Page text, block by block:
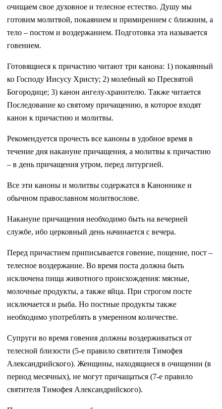
очищаем свое духовное и телесное естество. Душу мы
готовим молитвой, покаянием и примирением с ближним, а
тело – постом и воздержанием. Подготовка эта называется
говением.
Готовящиеся к причастию читают три канона: 1) покаянный
ко Господу Иисусу Христу; 2) молебный ко Пресвятой
Богородице; 3) канон ангелу-хранителю. Также читается
Последование ко святому причащению, в которое входят
канон к причастию и молитвы.
Рекомендуется прочесть все каноны в удобное время в
течение дня накануне причащения, а молитвы к причастию
– в день причащения утром, перед литургией.
Все эти каноны и молитвы содержатся в Каноннике и
обычном православном молитвослове.
Накануне причащения необходимо быть на вечерней
службе, ибо церковный день начинается с вечера.
Перед причастием приписывается говение, пощение, пост –
телесное воздержание. Во время поста должна быть
исключена пища животного происхождения: мясные,
молочные продукты, а также яйца. При строгом посте
исключается и рыба. Но постные продукты также
необходимо употреблять в умеренном количестве.
Супруги во время говения должны воздерживаться от
телесной близости (5-е правило святителя Тимофея
Александрийского). Женщины, находящиеся в очищении (в
период месячных), не могут причащаться (7-е правило
святителя Тимофея Александрийского).